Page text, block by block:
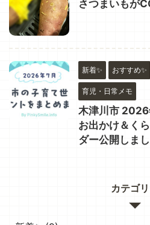
さつまいもが
新着✨ おすすめ✨
育児・日常メモ
木津川市
お出かけ＆く
ダー公開しま
カテゴ